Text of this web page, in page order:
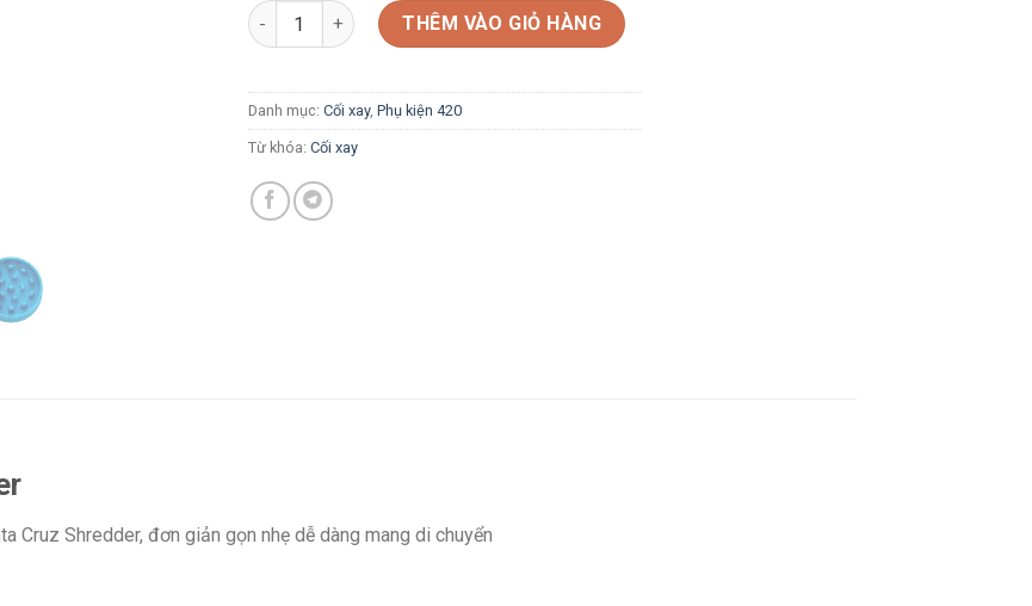
Xay nhựa Santa Cruz Shredder số lượng
THÊM VÀO GIỎ HÀNG
Danh mục: Cối xay, Phụ kiện 420
Từ khóa: Cối xay
Cruz Shredder, đơn giản gọn nhẹ dễ dàng mang di chuyển